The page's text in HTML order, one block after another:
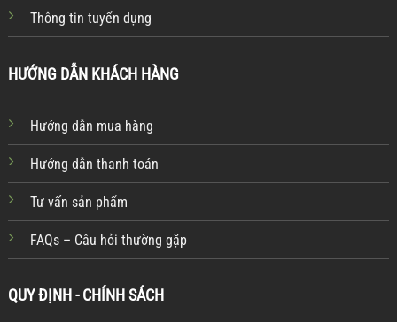
Thông tin tuyển dụng
HƯỚNG DẪN KHÁCH HÀNG
Hướng dẫn mua hàng
Hướng dẫn thanh toán
Tư vấn sản phẩm
FAQs – Câu hỏi thường gặp
QUY ĐỊNH - CHÍNH SÁCH